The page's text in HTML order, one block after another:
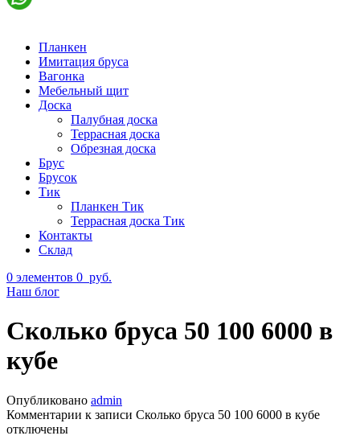
Планкен
Имитация бруса
Вагонка
Мебельный щит
Доска
Палубная доска
Террасная доска
Обрезная доска
Брус
Брусок
Тик
Планкен Тик
Террасная доска Тик
Контакты
Склад
0 элементов 0 руб.
Наш блог
Сколько бруса 50 100 6000 в
кубе
Опубликовано admin
Комментарии к записи Сколько бруса 50 100 6000 в кубе
отключены